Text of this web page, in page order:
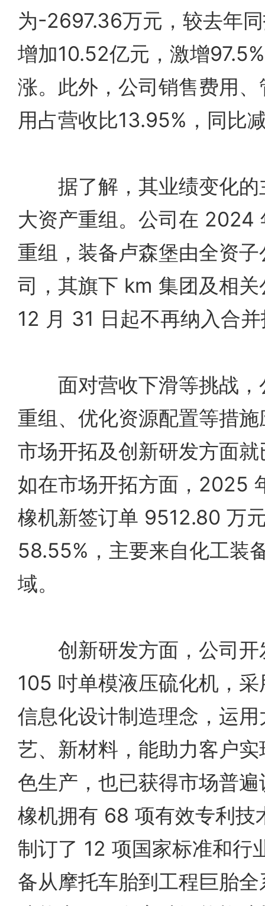
为-2697.36万元，较去年
增加10.52亿元，激增
涨。此外，公司销售费用
用占营收比13.95%，同比
据了解，其业绩变化的
大资产重组。公司在 2024
重组，装备卢森堡由全资
司，其旗下 km 集团及相
12 月 31 日起不再纳入合
面对营收下滑等挑战，
重组、优化资源配置等措
市场开拓及创新研发方面
如在市场开拓方面，2025
橡机新签订单 9512.80 万
58.55%，主要来自化工装
域。‌‌
创新研发方面，公司开
105 吋单模液压硫化机，
信息化设计制造理念，运
艺、新材料，能助力客户
色生产，也已获得市场普
橡机拥有 68 项有效专利技
制订了 12 项国家标准和行
备从摩托车胎到工程巨胎